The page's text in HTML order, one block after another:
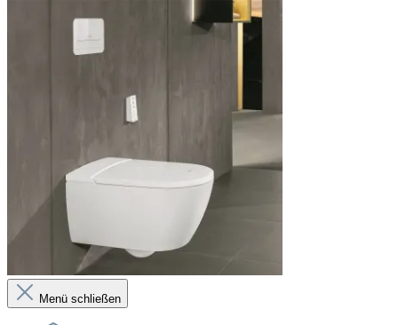
Menü schließen